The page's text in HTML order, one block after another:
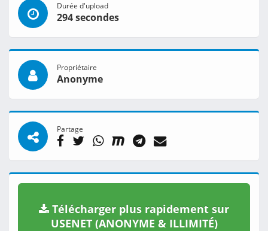
Durée d'upload
294 secondes
Propriétaire
Anonyme
Partage
Télécharger plus rapidement sur
USENET (ANONYME & ILLIMITÉ)